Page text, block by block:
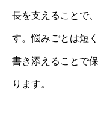
長を支えることで
す。悩みごとは短
書き添えることで
ります。